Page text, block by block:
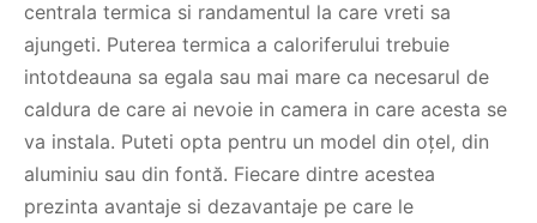
centrala termica si randamentul la care vreti sa
ajungeti. Puterea termica a caloriferului trebuie
intotdeauna sa egala sau mai mare ca necesarul de
caldura de care ai nevoie in camera in care acesta se
va instala. Puteti opta pentru un model din oțel, din
aluminiu sau din fontă. Fiecare dintre acestea
prezinta avantaje si dezavantaje pe care le